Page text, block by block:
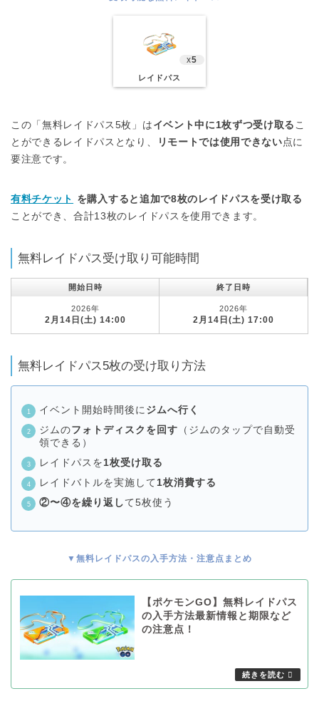
x5
レイドパス
この「無料レイドパス5枚」は イベント中に1枚ずつ受け取る こ
とができるレイドパスとなり、
リモートでは使用できない 点に
要注意です。
有料チケット を購入すると追加で8枚のレイドパスを受け取る
ことができ、合計13枚のレイドパスを使用できます。
無料レイドパス受け取り可能時間
開始日時 終了日時
2026年
2月14日(土) 14:00
2026年
2月14日(土) 17:00
無料レイドパス5枚の受け取り方法
イベント開始時間後に ジムへ行く
ジムのフォトディスクを回す （ジムのタップで自動受
領できる）
レイドパスを 1枚受け取る
レイドバトルを実施して 1枚消費する
②〜④を繰り返し て5枚使う
▼無料レイドパスの入手方法・注意点まとめ
【ポケモンGO】無料レイドパス
の入手方法最新情報と期限など
の注意点！